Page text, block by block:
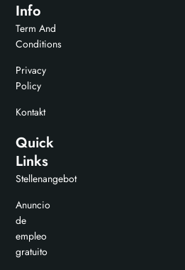
Info
Term And
Conditions
Privacy
Policy
Kontakt
Quick
Links
Stellenangebot
Anuncio
de
empleo
gratuito